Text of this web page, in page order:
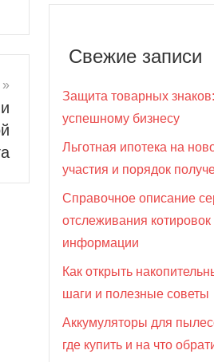
Свежие записи
Защита товарных
успешному бизнесу
Льготная ипотека на
участия и порядок
Справочное описание
отслеживания
информации
Как открыть
шаги и полезные советы
Аккумуляторы для
где купить и на что